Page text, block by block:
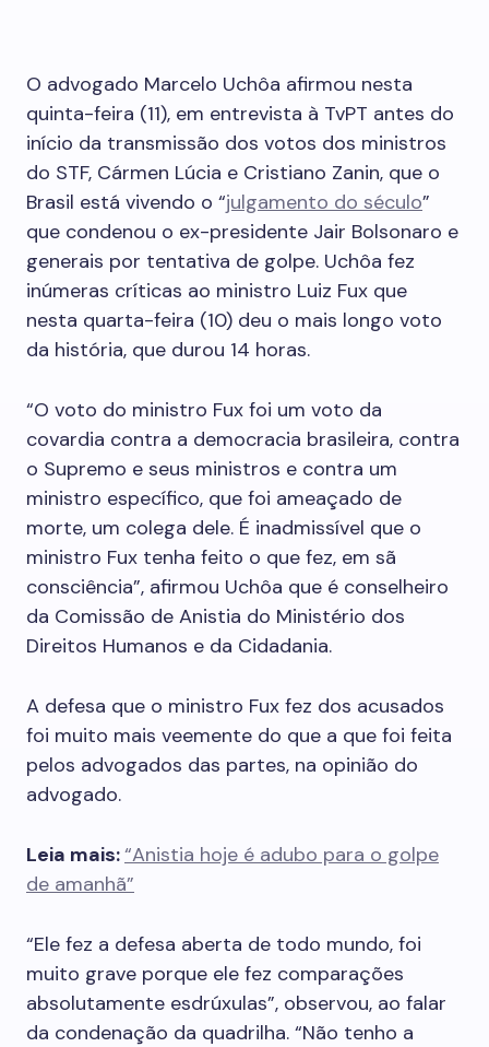
O advogado Marcelo Uchôa afirmou nesta
quinta-feira (11), em entrevista à TvPT antes do
início da transmissão dos votos dos ministros
do STF, Cármen Lúcia e Cristiano Zanin, que o
Brasil está vivendo o “julgamento do século”
que condenou o ex-presidente Jair Bolsonaro e
generais por tentativa de golpe. Uchôa fez
inúmeras críticas ao ministro Luiz Fux que
nesta quarta-feira (10) deu o mais longo voto
da história, que durou 14 horas.
“O voto do ministro Fux foi um voto da
covardia contra a democracia brasileira, contra
o Supremo e seus ministros e contra um
ministro específico, que foi ameaçado de
morte, um colega dele. É inadmissível que o
ministro Fux tenha feito o que fez, em sã
consciência”, afirmou Uchôa que é conselheiro
da Comissão de Anistia do Ministério dos
Direitos Humanos e da Cidadania.
A defesa que o ministro Fux fez dos acusados
foi muito mais veemente do que a que foi feita
pelos advogados das partes, na opinião do
advogado.
Leia mais:“Anistia hoje é adubo para o golpe
de amanhã”
“Ele fez a defesa aberta de todo mundo, foi
muito grave porque ele fez comparações
absolutamente esdrúxulas”, observou, ao falar
da condenação da quadrilha. “Não tenho a